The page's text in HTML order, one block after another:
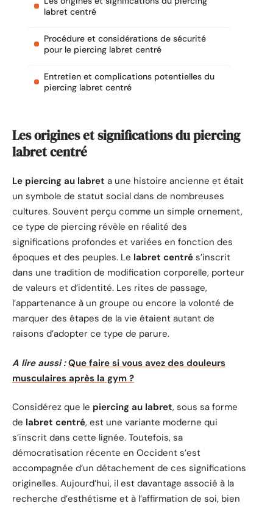
labret centré
Procédure et considérations de sécurité
pour le piercing labret centré
Entretien et complications potentielles du
piercing labret centré
Les origines et significations du piercing
labret centré
Le piercing au labret a une histoire ancienne et était
un symbole de statut social dans de nombreuses
cultures. Souvent perçu comme un simple ornement,
ce type de piercing révèle en réalité des
significations profondes et variées en fonction des
époques et des peuples. Le labret centré s’inscrit
dans une tradition de modification corporelle, porteur
de valeurs et d’identité. Les rites de passage,
l’appartenance à un groupe ou encore la volonté de
marquer des étapes de la vie étaient autant de
raisons d’adopter ce type de parure.
A lire aussi : Que faire si vous avez des douleurs
musculaires après la gym ?
Considérez que le piercing au labret, sous sa forme
de labret centré, est une variante moderne qui
s’inscrit dans cette lignée. Toutefois, sa
démocratisation récente en Occident s’est
accompagnée d’un détachement de ces significations
originelles. Aujourd’hui, il est davantage associé à la
recherche d’esthétisme et à l’affirmation de soi, bien